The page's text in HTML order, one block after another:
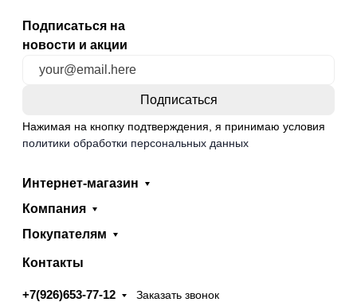
Подписаться на
новости и акции
Нажимая на кнопку подтверждения, я принимаю условия
политики обработки персональных данных
Интернет-магазин
Компания
Покупателям
Контакты
+7(926)653-77-12 Заказать звонок